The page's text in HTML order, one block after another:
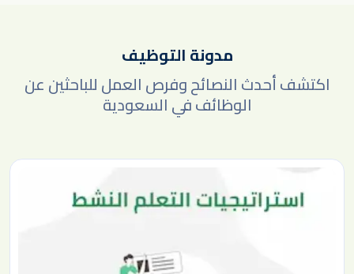
مدونة التوظيف
اكتشف أحدث النصائح وفرص العمل للباحثين عن
الوظائف في السعودية